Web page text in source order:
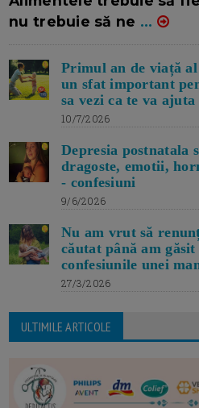
nu trebuie să ne ...
Primul an de viață
un sfat important
sa vezi ca te va ajuta
10/7/2026
Depresia postnatala
dragoste, emotii,
- confesiuni
9/6/2026
Nu am vrut să
căutat până am
confesiunile unei
27/3/2026
ULTIMILE ARTICOLE